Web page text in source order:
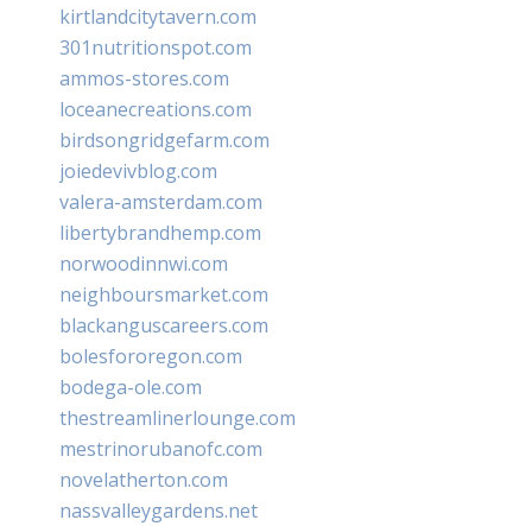
kirtlandcitytavern.com
301nutritionspot.com
ammos-stores.com
loceanecreations.com
birdsongridgefarm.com
joiedevivblog.com
valera-amsterdam.com
libertybrandhemp.com
norwoodinnwi.com
neighboursmarket.com
blackanguscareers.com
bolesfororegon.com
bodega-ole.com
thestreamlinerlounge.com
mestrinorubanofc.com
novelatherton.com
nassvalleygardens.net